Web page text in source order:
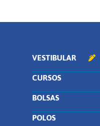
VESTIBULAR
CURSOS
BOLSAS
POLOS